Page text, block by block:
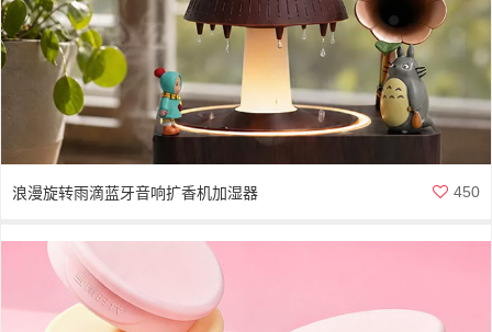
浪漫旋转雨滴蓝牙音响扩香机加湿器 450